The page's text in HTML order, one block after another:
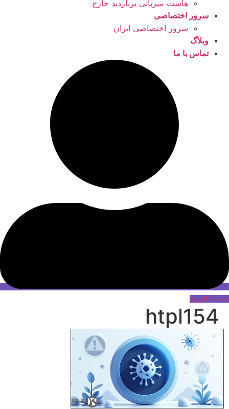
هاست میزبانی پربازدید خارج
سرور اختصاصی
سرور اختصاصی ایران
وبلاگ
تماس با ما
حساب کاربری
htpl154